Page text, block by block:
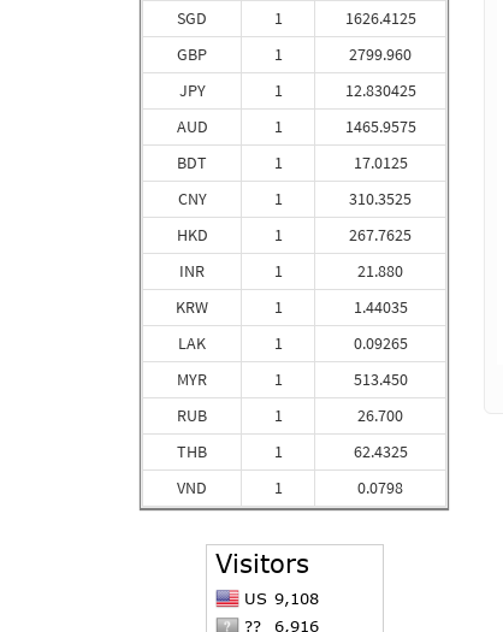
SGD
GBP
JPY
AUD
BDT
CNY
HKD
INR
KRW
LAK
MYR
RUB
THB
VND
1
1
1
1
1
1
1
1
1
1
1
1
1
1
1626.4125
2799.960
12.830425
1465.9575
17.0125
310.3525
267.7625
21.880
1.44035
0.09265
513.450
26.700
62.4325
0.0798